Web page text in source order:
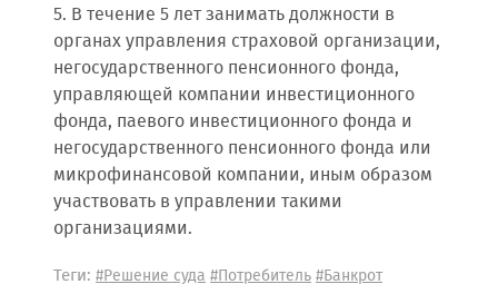
5. В течение 5 лет занимать должности в
органах управления страховой организации,
негосударственного пенсионного фонда,
управляющей компании инвестиционного
фонда, паевого инвестиционного фонда и
негосударственного пенсионного фонда или
микрофинансовой компании, иным образом
участвовать в управлении такими
организациями.
Теги: #Решение суда#Потребитель#Банкрот